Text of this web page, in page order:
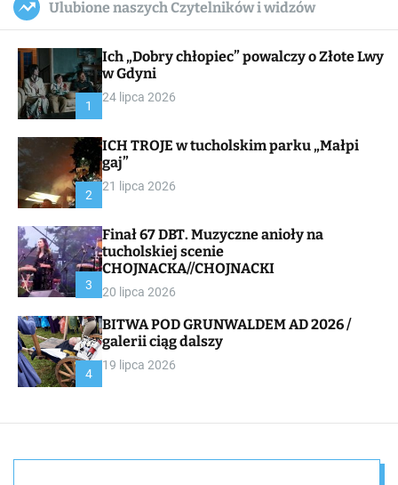
c
a
a
s
W
i
e
l
c
Ulubione naszych Czytelników i widzów
1
Ich „Dobry chłopiec” powalczy o Złote Lwy
w Gdyni
24 lipca 2026
2
ICH TROJE w tucholskim parku „Małpi
gaj”
21 lipca 2026
3
Finał 67 DBT. Muzyczne anioły na
tucholskiej scenie
CHOJNACKA//CHOJNACKI
20 lipca 2026
4
BITWA POD GRUNWALDEM AD 2026 /
galerii ciąg dalszy
19 lipca 2026